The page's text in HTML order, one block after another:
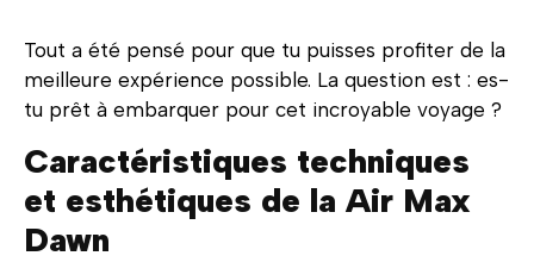
Tout a été pensé pour que tu puisses profiter de la
meilleure expérience possible. La question est : es-
tu prêt à embarquer pour cet incroyable voyage ?
Caractéristiques techniques
et esthétiques de la Air Max
Dawn